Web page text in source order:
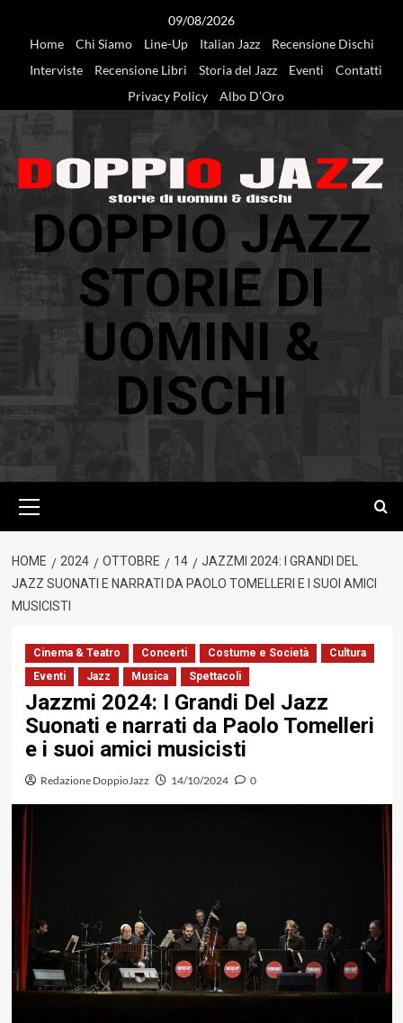
09/08/2026
Home
Chi Siamo Line-Up Italian Jazz
Recensione Dischi
Interviste
Recensione Libri Storia del Jazz Eventi
Contatti
Privacy Policy
Albo D’Oro
DOPPIO JAZZ
STORIE DI
UOMINI &
DISCHI
principale
HOME 2024 OTTOBRE 14
JAZZMI 2024: I GRANDI DEL
JAZZ SUONATI E NARRATI DA PAOLO TOMELLERI E I SUOI AMICI
MUSICISTI
Cinema & Teatro Concerti Costume e Società
Cultura
Eventi
Jazz Musica Spettacoli
Jazzmi 2024: I Grandi Del Jazz
Suonati e narrati da Paolo Tomelleri
e i suoi amici musicisti
Redazione DoppioJazz 14/10/2024 0